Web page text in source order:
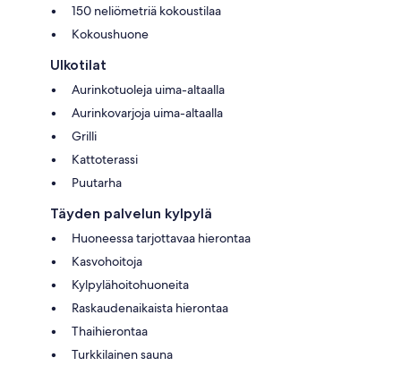
150 neliömetriä kokoustilaa
Kokoushuone
Ulkotilat
Aurinkotuoleja uima-altaalla
Aurinkovarjoja uima-altaalla
Grilli
Kattoterassi
Puutarha
Täyden palvelun kylpylä
Huoneessa tarjottavaa hierontaa
Kasvohoitoja
Kylpylähoitohuoneita
Raskaudenaikaista hierontaa
Thaihierontaa
Turkkilainen sauna